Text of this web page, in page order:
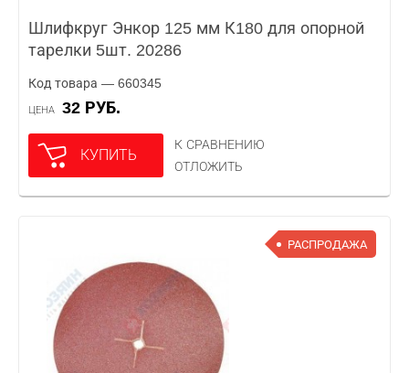
Шлифкруг Энкор 125 мм К180 для опорной
тарелки 5шт. 20286
Код товара — 660345
ЦЕНА 32 РУБ.
КУПИТЬ
К СРАВНЕНИЮ
ОТЛОЖИТЬ
РАСПРОДАЖА